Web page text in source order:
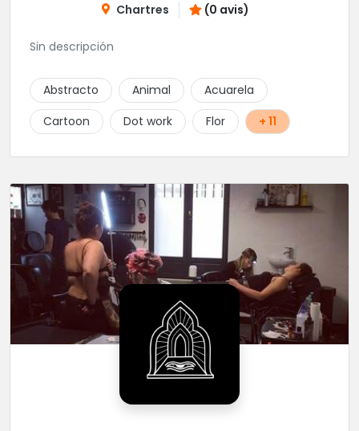
Chartres (0 avis)
Sin descripción
Abstracto Animal
Acuarela
Cartoon
Dot work Flor + 11